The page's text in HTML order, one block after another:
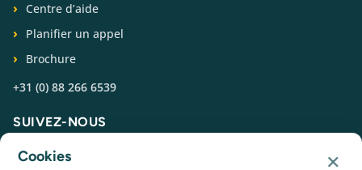
Centre d’aide
Planifier un appel
Brochure
+31 (0) 88 266 6539
SUIVEZ-NOUS
Cookies ×